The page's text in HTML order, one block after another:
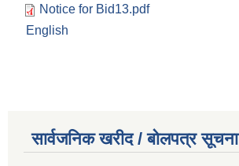
Notice for Bid13.pdf
English
सार्वजनिक खरीद / बोलपत्र सूचना